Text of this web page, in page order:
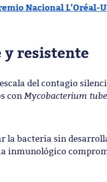
Nacional L’Oréal-
y resistente
del contagio
con Mycobacterium
la bacteria sin
inmunológico